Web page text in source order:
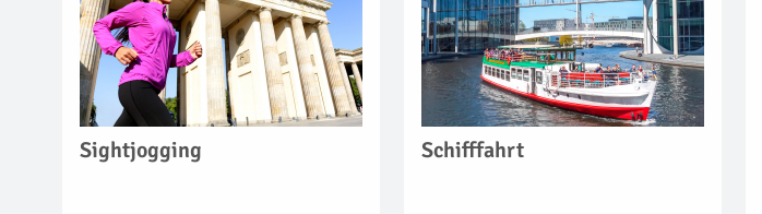
Sightjogging Schifffahrt